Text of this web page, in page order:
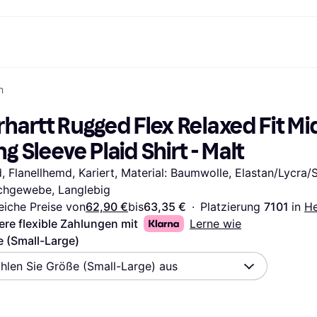
Shopping und Cashback
Shops entdecken
Mitgliedschaft
Freund:innen einladen
Klarna Card
Kreditkarte
Klarna Guthaben
Flexkonto
Festgeld
Festgeld+
Schönheit & Gesundheit
Bekleidung & Accessoires
Spielzeug & Hobbys
Möbel & Haushalt
TV & Audio
Sport & Freizeit
Computer
Renovierung & Bau
Mobilgeräte & Wearables
Kinder & Familie
Fahrzeuge & Zubehör
Garten & Außenbereich
Küchengeräte
Bücher, Filme & Musik
Rugged Flex Relaxed Fit
Sleeve Plaid Shirt - Malt
Flanellhemd, Kariert, Material: Baumwolle, Elastan/Lycra/
Langlebig
Preise von62,90 €bis63,35 € · Platzierung 7101 in
flexible Zahlungen mit
Lerne wie
(Small-Large)
Sie Größe (Small-Large) aus